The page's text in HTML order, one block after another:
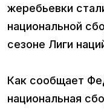
жеребьевки
национальной
сезоне Лиги
Как сообщает
национальная